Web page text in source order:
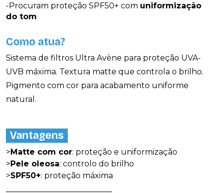
-Procuram proteção SPF50+ com uniformização
do tom
Como atua?
Sistema de filtros Ultra Avène para proteção UVA-
UVB máxima. Textura matte que controla o brilho.
Pigmento com cor para acabamento uniforme
natural.
Vantagens
>Matte com cor: proteção e uniformização
>Pele oleosa: controlo do brilho
>SPF50+: proteção máxima